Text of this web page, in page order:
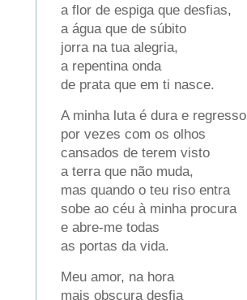
a flor de espiga que desfias,
a água que de súbito
jorra na tua alegria,
a repentina onda
de prata que em ti nasce.
A minha luta é dura e regresso
por vezes com os olhos
cansados de terem visto
a terra que não muda,
mas quando o teu riso entra
sobe ao céu à minha procura
e abre-me todas
as portas da vida.
Meu amor, na hora
mais obscura desfia